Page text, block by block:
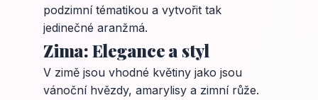
podzimní tématikou a vytvořit tak
jedinečné aranžmá.
Zima: Elegance a styl
V zimě jsou vhodné květiny jako jsou
vánoční hvězdy, amarylisy a zimní růže.